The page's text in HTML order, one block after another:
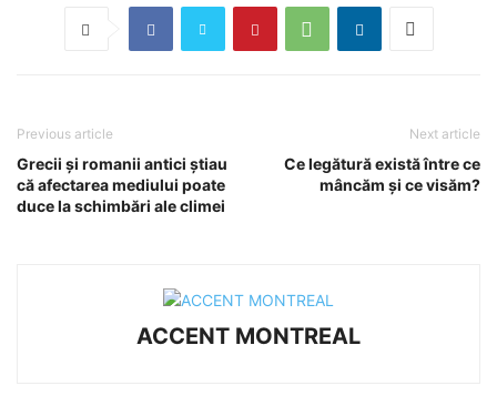
Previous article
Grecii şi romanii antici ştiau
că afectarea mediului poate
duce la schimbări ale climei
Next article
Ce legătură există între ce
mâncăm și ce visăm?
ACCENT MONTREAL